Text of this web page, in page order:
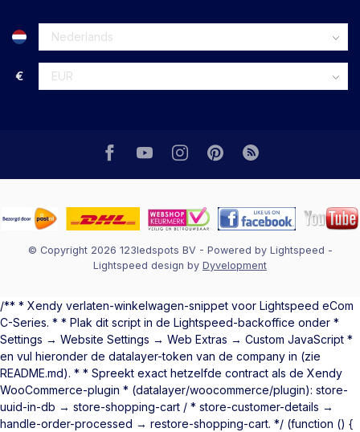
€
© Copyright 2026 123ledspots BV- Powered by Lightspeed -
Lightspeed design by Dyvelopment
/** * Xendy verlaten-winkelwagen-snippet voor Lightspeed eCom
C-Series. * * Plak dit script in de Lightspeed-backoffice onder *
Settings → Website Settings → Web Extras → Custom JavaScript *
en vul hieronder de datalayer-token van de company in (zie
README.md). * * Spreekt exact hetzelfde contract als de Xendy
WooCommerce-plugin * (datalayer/woocommerce/plugin): store-
uuid-in-db → store-shopping-cart / * store-customer-details →
handle-order-processed → restore-shopping-cart. */ (function () {